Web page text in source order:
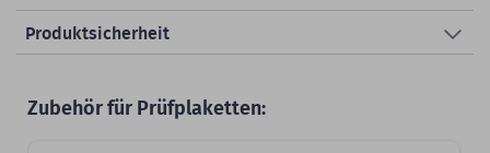
Produktsicherheit
Zubehör für Prüfplaketten: